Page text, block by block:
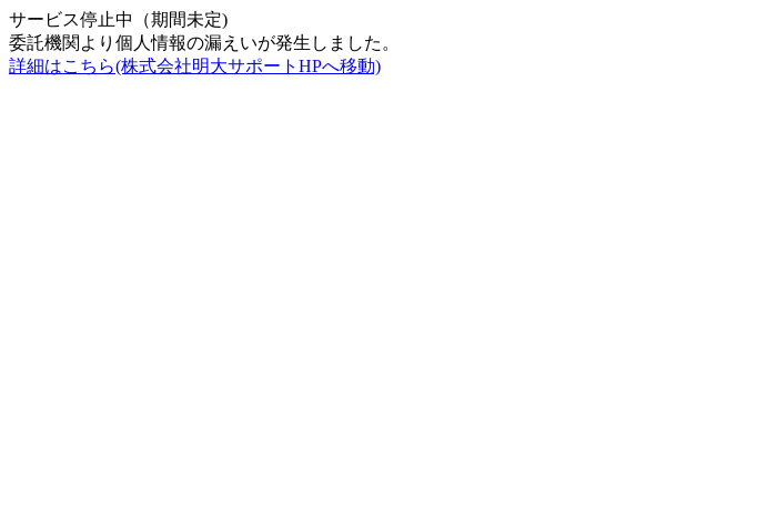
サービス停止中（期間未定)
委託機関より個人情報の漏えいが発生しました。
詳細はこちら(株式会社明大サポートHPへ移動)